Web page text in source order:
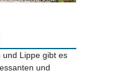
und Lippe gibt es
und